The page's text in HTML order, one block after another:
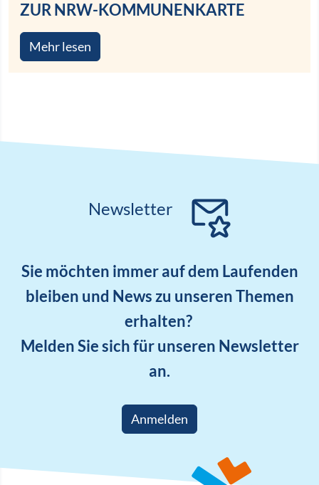
ZUR NRW-KOMMUNENKARTE
Mehr lesen
Newsletter
Sie möchten immer auf dem Laufenden
bleiben und News zu unseren Themen
erhalten?
Melden Sie sich für unseren Newsletter
an.
Anmelden